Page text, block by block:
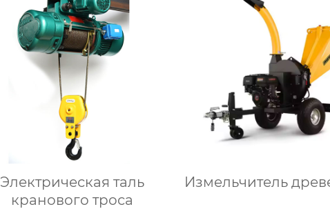
Электрическая таль
кранового троса
Измельчитель